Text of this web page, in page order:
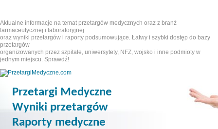
Aktualne informacje na temat przetargów medycznych oraz z branż
farmaceutycznej i laboratoryjnej
oraz wyniki przetargów i raporty podsumowujące. Łatwy i szybki dostęp do bazy
przetargów
organizowanych przez szpitale, uniwersytety, NFZ, wojsko i inne podmioty w
jednym miejscu. Sprawdź!
Przetargi Medyczne
Wyniki przetargów
Raporty medyczne